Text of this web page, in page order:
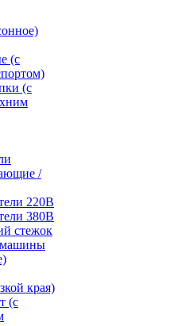
(с
(с
/
220В
380В
стежок
края)
(с